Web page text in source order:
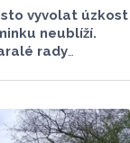
vyvolat úzkost
neublíží.
rady
vyhýbání
vyřazování
poradkyně